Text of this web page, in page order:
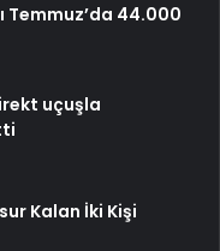
Temmuz’da 44.000
uçuşla
Kalan İki Kişi